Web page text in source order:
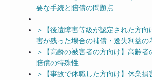
要な手続と賠償の問題点
＞【後遺障害等級が認定された方向
害が残った場合の補償・逸失利益の
＞【高齢の被害者の方向け】高齢者
賠償の特殊性
＞【事故で休職した方向け】休業損